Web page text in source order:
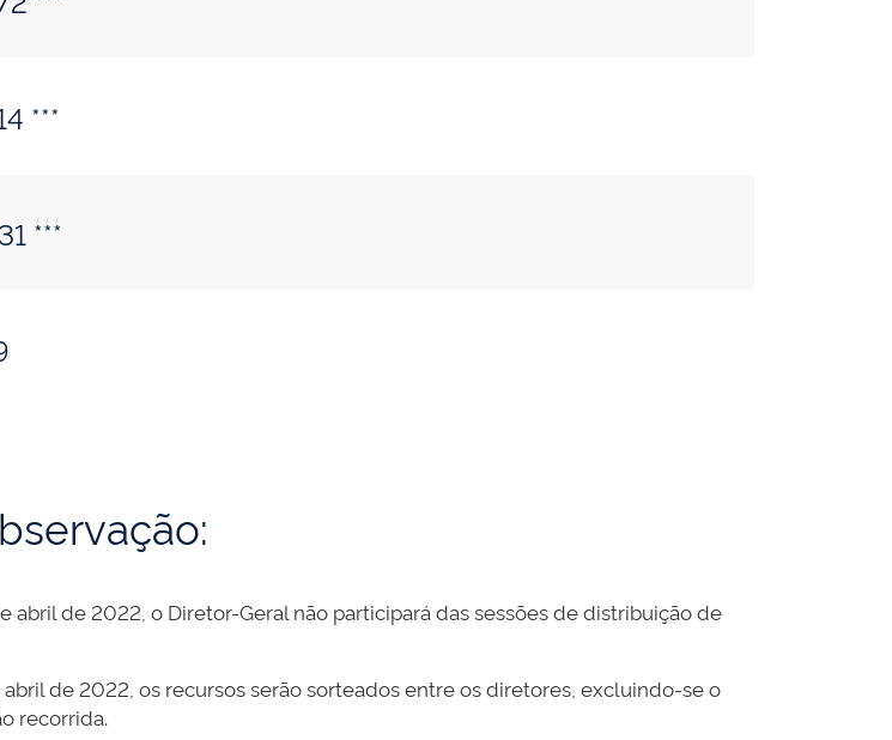
***
***
abril de 2022, o Diretor-Geral não participará das sessões de distribuição de
de 2022, os recursos serão sorteados entre os diretores, excluindo-se o
recorrida.